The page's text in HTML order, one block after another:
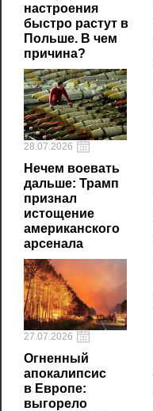
настроения
быстро растут в
Польше. В чем
причина?
28.07.2026
Нечем воевать
дальше: Трамп
признал
истощение
американского
арсенала
27.07.2026
Огненный
апокалипсис
в Европе:
выгорело